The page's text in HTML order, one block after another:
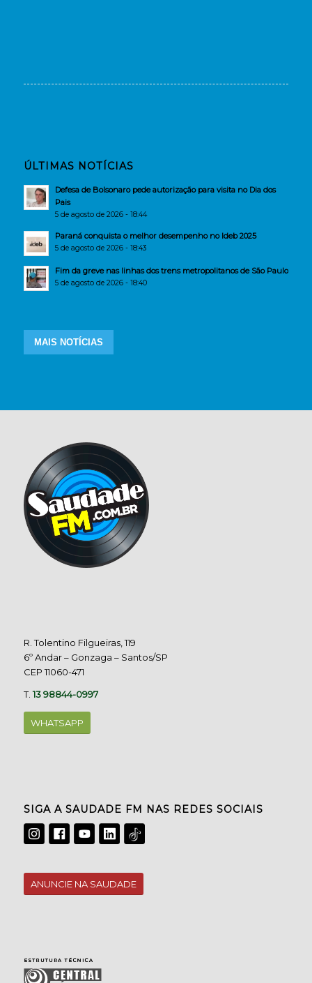
ÚLTIMAS NOTÍCIAS
Defesa de Bolsonaro pede autorização para visita no Dia dos
Pais
5 de agosto de 2026 - 18:44
Paraná conquista o melhor desempenho no Ideb 2025
5 de agosto de 2026 - 18:43
Fim da greve nas linhas dos trens metropolitanos de São Paulo
5 de agosto de 2026 - 18:40
MAIS NOTÍCIAS
R. Tolentino Filgueiras, 119
6º Andar – Gonzaga – Santos/SP
CEP 11060-471
T.13 98844-0997
WHATSAPP
SIGA A SAUDADE FM NAS REDES SOCIAIS
ANUNCIE NA SAUDADE